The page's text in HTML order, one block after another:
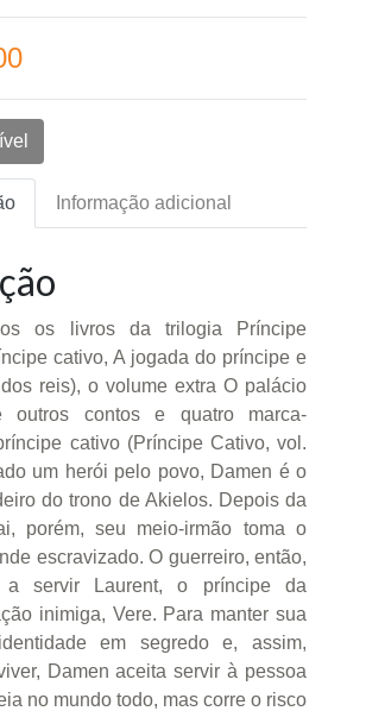
Informação adicional
os livros da trilogia Príncipe
cativo, A jogada do príncipe e
reis), o volume extra O palácio
outros contos e quatro marca-
cativo (Príncipe Cativo, vol.
um herói pelo povo, Damen é o
do trono de Akielos. Depois da
porém, seu meio-irmão toma o
escravizado. O guerreiro, então,
a servir Laurent, o príncipe da
inimiga, Vere. Para manter sua
em segredo e, assim,
Damen aceita servir à pessoa
no mundo todo, mas corre o risco